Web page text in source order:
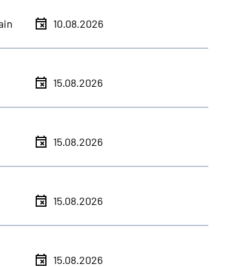
10.08.2026
15.08.2026
15.08.2026
15.08.2026
15.08.2026